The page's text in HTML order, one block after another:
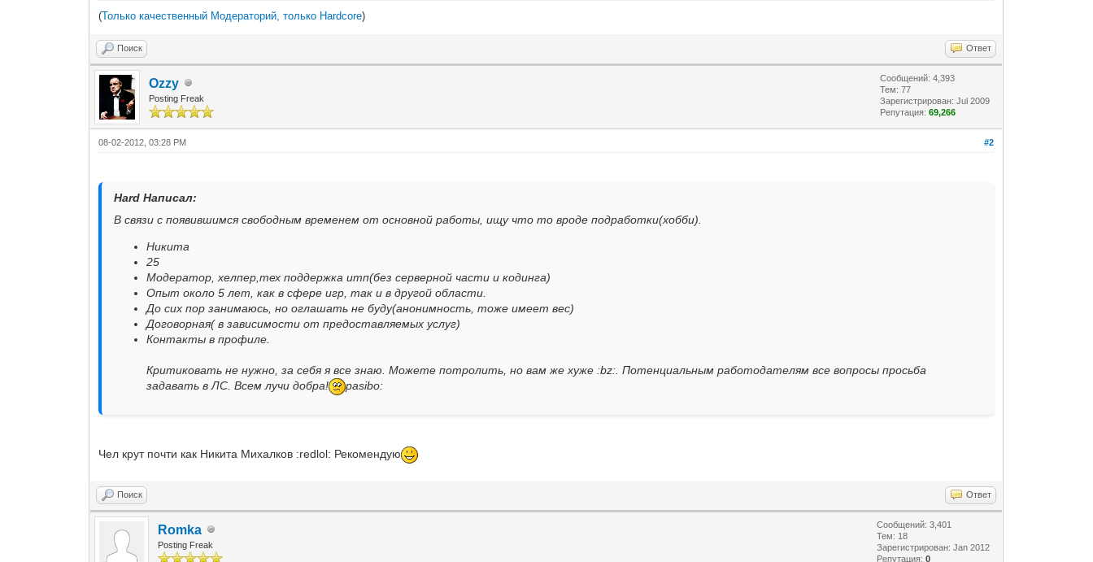
(Только качественный Модераторий, только Hardcore)
Поиск Ответ
Ozzy
Posting Freak
Сообщений: 4,393
Тем: 77
Зарегистрирован: Jul 2009
Репутация:69,266
#2
08-02-2012, 03:28 PM
Hard Написал:
В связи с появившимся свободным временем от основной работы, ищу что то вроде подработки(хобби).
Никита
25
Модератор, хелпер,тех поддержка итп(без серверной части и кодинга)
Опыт около 5 лет, как в сфере игр, так и в другой области.
До сих пор занимаюсь, но оглашать не буду(анонимность, тоже имеет вес)
Договорная( в зависимости от предоставляемых услуг)
Контакты в профиле.
Критиковать не нужно, за себя я все знаю. Можете потролить, но вам же хуже :bz:. Потенциальным работодателям все вопросы просьба
задавать в ЛС. Всем лучи добра!
pasibo:
Чел крут почти как Никита Михалков :redlol: Рекомендую
Поиск Ответ
Romka
Posting Freak
Сообщений: 3,401
Тем: 18
Зарегистрирован: Jan 2012
Репутация:0